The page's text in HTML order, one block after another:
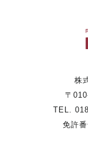
株
〒
TEL.
免許